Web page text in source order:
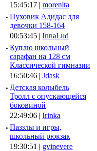
15:45:17 | morenita
· Пуховик Адидас для
девочки 158-164
00:53:45 | InnaLud
· Куплю школьный
сарафан на 128 см
Классической гимназии
16:50:46 | Jdask
· Детская колыбель
Тролл с опускающейся
боковиной
22:49:06 | Irinka
· Паззлы и игры,
школьный рюкзак
19:30:51 | gvinevere